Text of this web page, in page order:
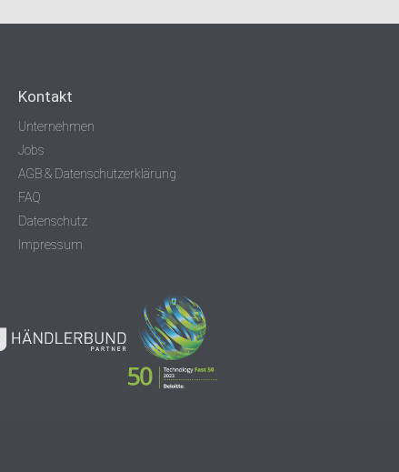
Kontakt
Unternehmen
Jobs
AGB & Datenschutzerklärung
FAQ
Datenschutz
Impressum